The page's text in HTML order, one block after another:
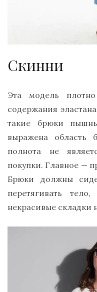
Скинни
Эта модель
содержания
такие брюки
выражена область
полнота не
покупки. Главное —
Брюки должны
перетягивать
некрасивые складки